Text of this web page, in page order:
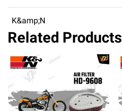
K&amp;N
Related Products